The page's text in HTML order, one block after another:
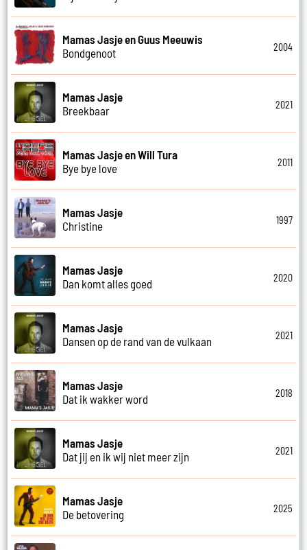
Mamas Jasje en Guus Meeuwis
Bondgenoot
2004
Mamas Jasje
Breekbaar
2021
Mamas Jasje en Will Tura
Bye bye love
2011
Mamas Jasje
Christine
1997
Mamas Jasje
Dan komt alles goed
2020
Mamas Jasje
Dansen op de rand van de vulkaan
2021
Mamas Jasje
Dat ik wakker word
2018
Mamas Jasje
Dat jij en ik wij niet meer zijn
2021
Mamas Jasje
De betovering
2025